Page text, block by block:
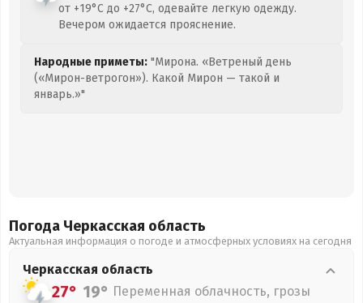
от +19°C до +27°C, одевайте легкую одежду.
Вечером ожидается прояснение.
Народные приметы: "Мирона. «Ветреный день
(«Мирон-ветрогон»). Какой Мирон — такой и
январь.»"
Погода Черкасская область
Актуальная информация о погоде и атмосферных условиях на сегодня
Черкасская область
27° 19° Переменная облачность, грозы